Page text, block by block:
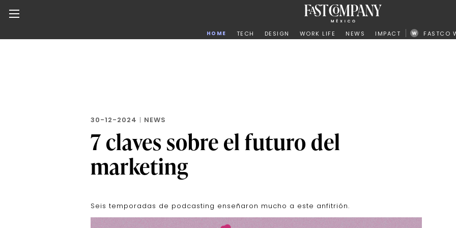
Noticias de negocios, innovación, tecnología y diseño
HOME TECH DESIGN WORK LIFE NEWS IMPACT FASTCO
30-12-2024 | NEWS
7 claves sobre el futuro del
marketing
Seis temporadas de podcasting enseñaron mucho a este anfitrión.